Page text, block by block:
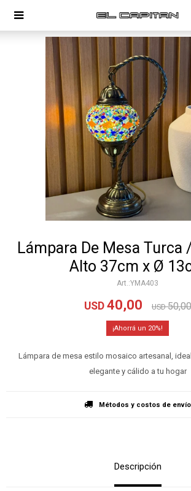

Lámpara De Mesa Turca
Alto 37cm x Ø
YMA403
USD 40,00 USD 50,00
20
Lámpara de mesa estilo mosaico artesanal,
elegante y cálido a tu hogar
Métodos y costos de envío
Descripción